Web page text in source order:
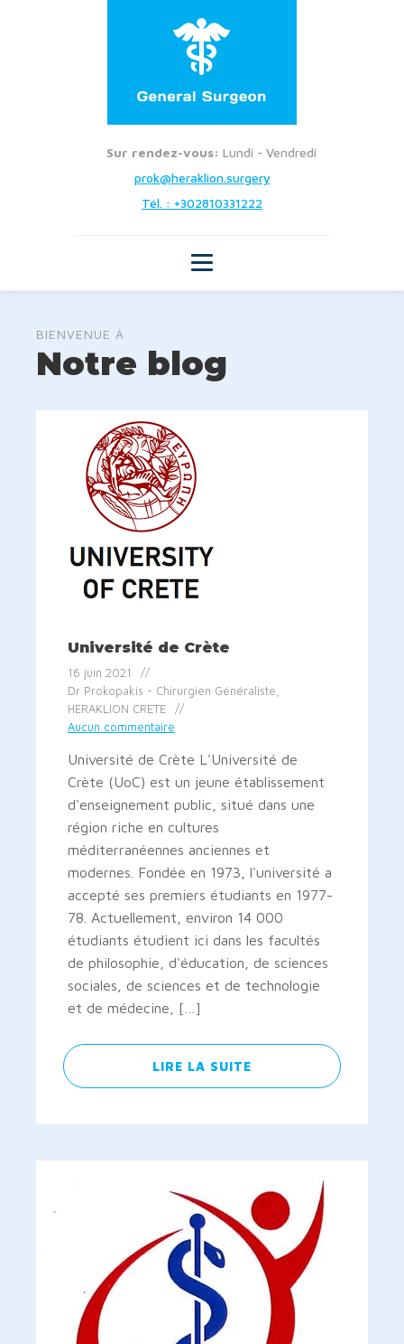
Sur rendez-vous: Lundi - Vendredi
prok@heraklion.surgery
Tél. : +302810331222
BIENVENUE À
Notre blog
Université de Crète
16 juin 2021
Dr Prokopakis - Chirurgien Généraliste,
HERAKLION CRETE
Aucun commentaire
Université de Crète L'Université de
Crète (UoC) est un jeune établissement
d'enseignement public, situé dans une
région riche en cultures
méditerranéennes anciennes et
modernes. Fondée en 1973, l'université a
accepté ses premiers étudiants en 1977-
78. Actuellement, environ 14 000
étudiants étudient ici dans les facultés
de philosophie, d'éducation, de sciences
sociales, de sciences et de technologie
et de médecine, […]
LIRE LA SUITE